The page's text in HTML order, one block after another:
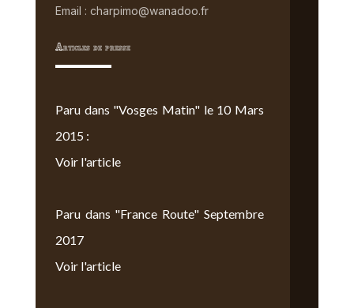
Email : charpimo@wanadoo.fr
Articles de presse
Paru dans "Vosges Matin" le 10 Mars
2015 :
Voir l'article
Paru dans "France Route" Septembre
2017
Voir l'article